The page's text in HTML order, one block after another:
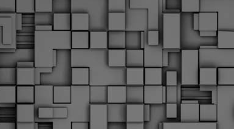
► Δείτε/κατεβάστε την πολυαναμενόμενη εγκύκλιο του
FEB
1
Με διαρροή 2 μέρες πριν την στάση εργασίας
ενημερώνει το ΣτΕ για την απόρριψη της